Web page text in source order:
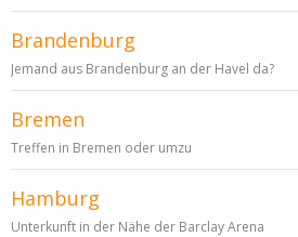
Brandenburg
Jemand aus Brandenburg an der Havel da?
Bremen
Treffen in Bremen oder umzu
Hamburg
Unterkunft in der Nähe der Barclay Arena